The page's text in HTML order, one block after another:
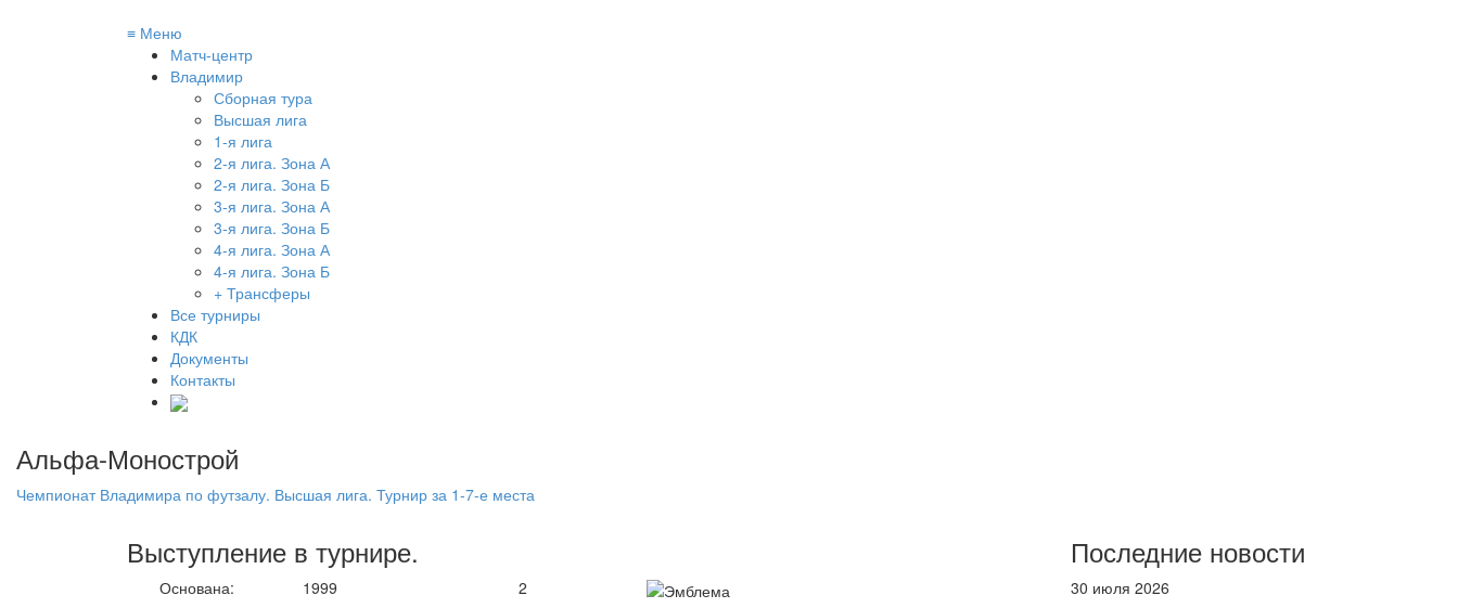
≡ Меню
Матч-центр
Владимир
Сборная тура
Высшая лига
1-я лига
2-я лига. Зона А
2-я лига. Зона Б
3-я лига. Зона А
3-я лига. Зона Б
4-я лига. Зона А
4-я лига. Зона Б
+ Трансферы
Все турниры
КДК
Документы
Контакты
Альфа-Монострой
Чемпионат Владимира по футзалу. Высшая лига. Турнир за 1-7-е места
Выступление в турнире.
Основана: 1999
2
Последние новости
30 июля 2026